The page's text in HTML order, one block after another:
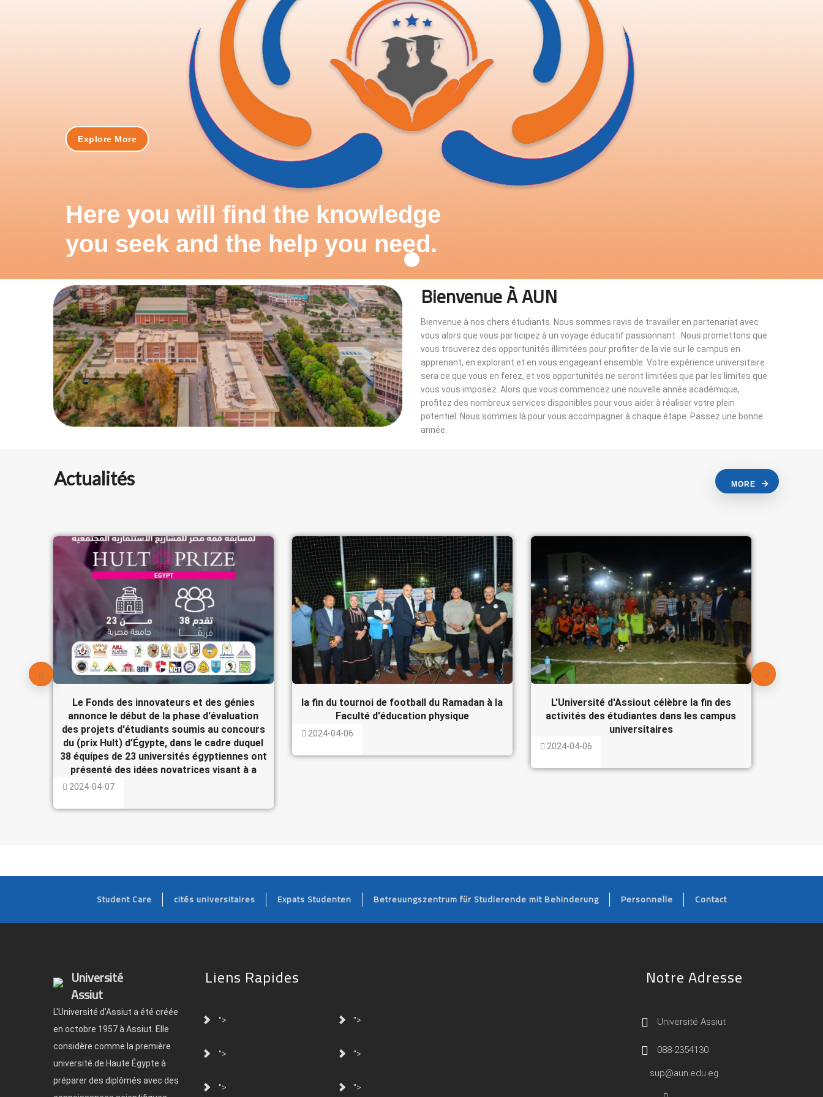
Here you will find the knowledge
you seek and the help you need.
Explore More
Bienvenue À AUN
Bienvenue à nos chers étudiants. Nous sommes ravis de travailler en partenariat avec
vous alors que vous participez à un voyage éducatif passionnant . Nous promettons que
vous trouverez des opportunités illimitées pour profiter de la vie sur le campus en
apprenant, en explorant et en vous engageant ensemble. Votre expérience universitaire
sera ce que vous en ferez, et vos opportunités ne seront limitées que par les limites que
vous vous imposez. Alors que vous commencez une nouvelle année académique,
profitez des nombreux services disponibles pour vous aider à réaliser votre plein
potentiel. Nous sommes là pour vous accompagner à chaque étape. Passez une bonne
année.
Actualités MORE
Le Fonds des innovateurs et des génies
annonce le début de la phase d'évaluation
des projets d'étudiants soumis au concours
du (prix Hult) d’Égypte, dans le cadre duquel
38 équipes de 23 universités égyptiennes ont
présenté des idées novatrices visant à a
2024-04-07
la fin du tournoi de football du Ramadan à la
Faculté d'éducation physique
2024-04-06
L'Université d'Assiout célèbre la fin des
activités des étudiantes dans les campus
universitaires
2024-04-06
FOOTER
Student Care cités universitaires Expats Studenten Betreuungszentrum für Studierende mit Behinderung Personnelle Contact
Université
Assiut
L'Université d'Assiut a été créée
en octobre 1957 à Assiut. Elle
considère comme la première
université de Haute Égypte à
préparer des diplômés avec des
Liens Rapides
"> ">
"> ">
"> ">
Notre Adresse
Université Assiut
088-2354130
sup@aun.edu.eg